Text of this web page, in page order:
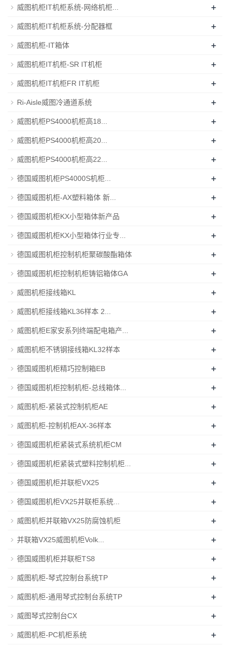
威图机柜IT机柜系统-网络机柜... +
威图机柜IT机柜系统-分配器框 +
威图机柜-IT箱体 +
威图机柜IT机柜-SR IT机柜 +
威图机柜IT机柜FR IT机柜 +
Ri-Aisle威图冷通道系统 +
威图机柜PS4000机柜高18... +
威图机柜PS4000机柜高20... +
威图机柜PS4000机柜高22... +
德国威图机柜PS4000S机柜... +
德国威图机柜-AX塑料箱体 新... +
德国威图机柜KX小型箱体新产品 +
德国威图机柜KX小型箱体行业专... +
德国威图机柜控制机柜聚碳酸酯箱体 +
德国威图机柜控制机柜铸铝箱体GA +
威图机柜接线箱KL +
威图机柜接线箱KL36样本 2... +
威图机柜E家安系列终端配电箱产... +
威图机柜不锈钢接线箱KL32样本 +
德国威图机柜精巧控制箱EB +
德国威图机柜控制机柜-总线箱体... +
威图机柜-紧装式控制机柜AE +
威图机柜-控制机柜AX-36样本 +
德国威图机柜紧装式系统机柜CM +
德国威图机柜紧装式塑料控制机柜... +
德国威图机柜并联柜VX25 +
德国威图机柜VX25并联柜系统... +
威图机柜并联箱VX25防腐蚀机柜 +
并联箱VX25威图机柜Volk... +
德国威图机柜并联柜TS8 +
威图机柜-琴式控制台系统TP +
威图机柜-通用琴式控制台系统TP +
威图琴式控制台CX +
威图机柜-PC机柜系统 +